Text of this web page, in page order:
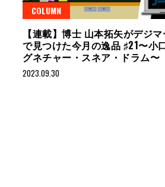
COLUMN
【連載】博士 山本拓矢がデジマ
で見つけた今月の逸品 ♯21〜小
グネチャー・スネア・ドラム〜
2023.09.30